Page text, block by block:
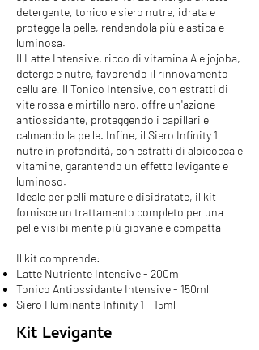
detergente, tonico e siero nutre, idrata e
protegge la pelle, rendendola più elastica e
luminosa.
Il Latte Intensive, ricco di vitamina A e jojoba,
deterge e nutre, favorendo il rinnovamento
cellulare. Il Tonico Intensive, con estratti di
vite rossa e mirtillo nero, offre un'azione
antiossidante, proteggendo i capillari e
calmando la pelle. Infine, il Siero Infinity 1
nutre in profondità, con estratti di albicocca e
vitamine, garantendo un effetto levigante e
luminoso.
Ideale per pelli mature e disidratate, il kit
fornisce un trattamento completo per una
pelle visibilmente più giovane e compatta
Il kit comprende:
Latte Nutriente Intensive - 200ml
Tonico Antiossidante Intensive - 150ml
Siero Illuminante Infinity 1 - 15ml
Kit Levigante